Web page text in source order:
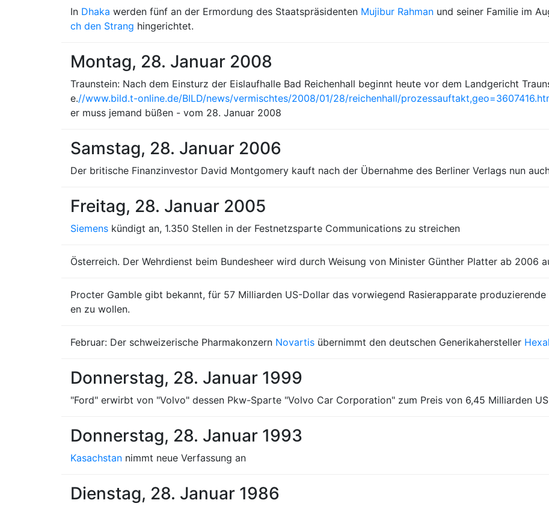
In Dhaka werden fünf an der Ermordung des Staatspräsidenten Mujibur Rahman und seiner Familie im
ch den Strang hingerichtet.
Montag, 28. Januar 2008
Traunstein: Nach dem Einsturz der Eislaufhalle Bad Reichenhall beginnt heute vor dem Landgericht
e.//www.bild.t-online.de/BILD/news/vermischtes/2008/01/28/reichenhall/
er muss jemand büßen - vom 28. Januar 2008
Samstag, 28. Januar 2006
Der britische Finanzinvestor David Montgomery kauft nach der Übernahme des Berliner Verlags nun
Freitag, 28. Januar 2005
Siemens kündigt an, 1.350 Stellen in der Festnetzsparte Communications zu streichen
Österreich. Der Wehrdienst beim Bundesheer wird durch Weisung von Minister Günther Platter ab 2006
Procter Gamble gibt bekannt, für 57 Milliarden US-Dollar das vorwiegend Rasierapparate produzierende
en zu wollen.
Februar: Der schweizerische Pharmakonzern Novartis übernimmt den deutschen Generikahersteller Hexal
Donnerstag, 28. Januar 1999
"Ford" erwirbt von "Volvo" dessen Pkw-Sparte "Volvo Car Corporation" zum Preis von 6,45 Milliarden
Donnerstag, 28. Januar 1993
Kasachstan nimmt neue Verfassung an
Dienstag, 28. Januar 1986